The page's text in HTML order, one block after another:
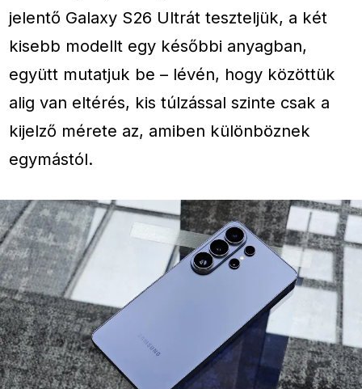
jelentő Galaxy S26 Ultrát teszteljük, a két
kisebb modellt egy későbbi anyagban,
együtt mutatjuk be – lévén, hogy közöttük
alig van eltérés, kis túlzással szinte csak a
kijelző mérete az, amiben különböznek
egymástól.